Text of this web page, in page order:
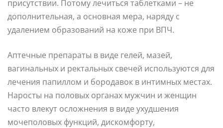
присутствии. Потому лечиться таблетками – не
дополнительная, а основная мера, наряду с
удалением образований на коже при ВПЧ.
Аптечные препараты в виде гелей, мазей,
вагинальных и ректальных свечей используются для
лечения папиллом и бородавок в интимных местах.
Наросты на половых органах мужчин и женщин
часто влекут осложнения в виде ухудшения
мочеполовых функций, дискомфорту,